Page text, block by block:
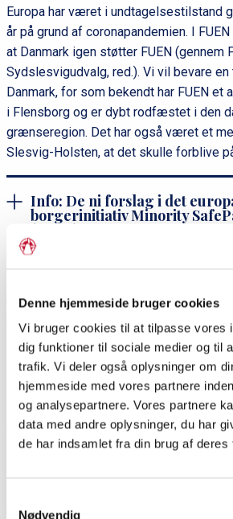
Denne hjemmeside bruger cookies
Vi bruger cookies til at tilpasse vores
dig funktioner til sociale medier og til
trafik. Vi deler også oplysninger om
hjemmeside med vores partnere
og analysepartnere. Vores partnere
data med andre oplysninger, du har
de har indsamlet fra din brug af deres
Nødvendig
Europa har været i undtagelsestilstand
år på grund af coronapandemien. I
at Danmark igen støtter FUEN (gennem
Sydslesvigudvalg, red.). Vi vil bevare
Danmark, for som bekendt har FUEN et
i Flensborg og er dybt rodfæstet i den
grænseregion. Det har også været et
Slesvig-Holsten, at det skulle forblive
Info: De ni forslag i det
borgerinitiativ Minority
(MSPI)
på ti medlemmer af det danske
ham til at rette henvendelse til EU-
den genoverveje sin stillingtagen til
forslag.” Forventer du, at Danmark nu
Kommissionen?
“Ja, det ville være dejligt, hvis Danmark
Danmark har en stærk stemme og bør
Danmark er lykkedes med at få en god
bilaterale forhold til Tyskland og det